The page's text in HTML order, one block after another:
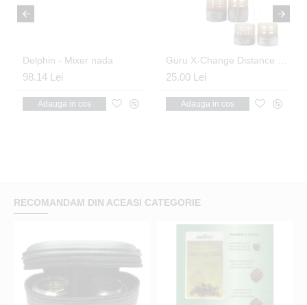
Delphin - Mixer nada
98.14 Lei
Adauga in cos
25.00 Lei
Adauga in cos
RECOMANDAM DIN ACEASI CATEGORIE